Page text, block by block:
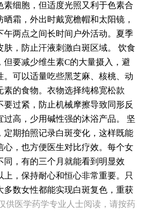
素细胞，但适度光照又利于色素合
霜，外出时戴宽檐帽和太阳镜，
午两点之间长时间户外活动。夏季
，防止汗液刺激白斑区域。
饮食
但要减少维生素C的大量摄入，避
。可以适量吃些黑芝麻、核桃、动
素的食物。衣物选择纯棉宽松款
要过紧，防止机械摩擦导致同形反
高，少用碱性强的沐浴产品。
坚
定期拍照记录白斑变化，这样既能
心，也方便医生对比疗效。每个女
同，有的三个月就能看到明显效
上，保持耐心和恒心非常重要。只
多数女性都能实现白斑复色，重获
供医学药学专业人士阅读，请按药
性白斑康复随访服务对比：好医院该做到哪些
皮肤白斑误诊后，白癜风治疗方案怎么调整才有效